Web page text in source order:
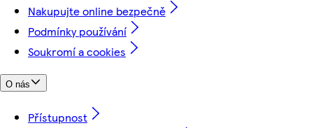
Nakupujte online bezpečně
Podmínky používání
Soukromí a cookies
O nás
Přístupnost